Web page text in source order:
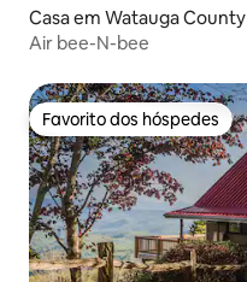
Casa em Watauga County
Air bee-N-bee
Favorito dos hóspedes
Favorito dos hóspedes